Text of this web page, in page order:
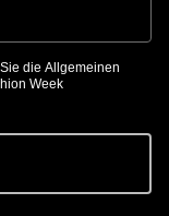
die Allgemeinen
Week